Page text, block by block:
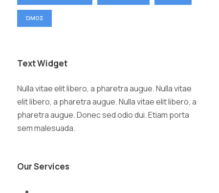
ΏΜΟΣ
Text Widget
Nulla vitae elit libero, a pharetra augue. Nulla vitae
elit libero, a pharetra augue. Nulla vitae elit libero, a
pharetra augue. Donec sed odio dui. Etiam porta
sem malesuada.
Our Services